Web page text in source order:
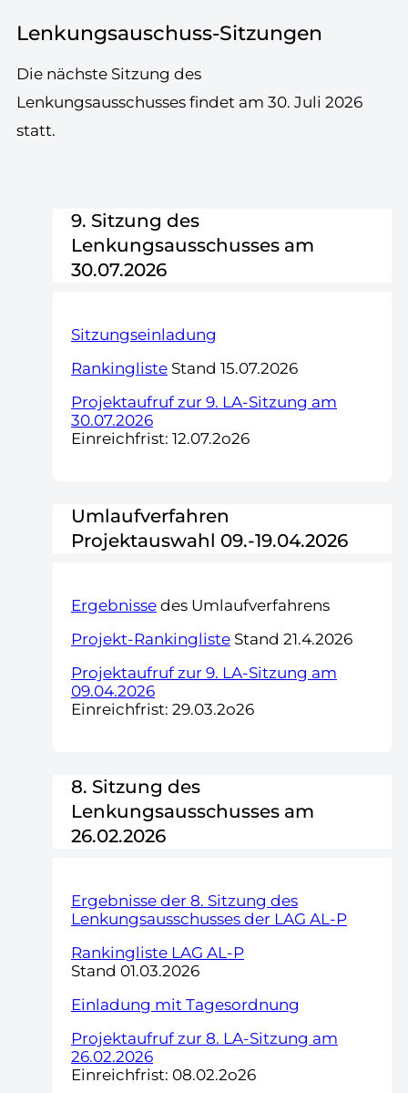
Lenkungsauschuss-Sitzungen
Die nächste Sitzung des
Lenkungsausschusses findet am 30. Juli 2026
statt.
9. Sitzung des
Lenkungsausschusses am
30.07.2026
Sitzungseinladung
Rankingliste Stand 15.07.2026
Projektaufruf zur 9. LA-Sitzung am
30.07.2026
Einreichfrist: 12.07.2o26
Umlaufverfahren
Projektauswahl 09.-19.04.2026
Ergebnisse des Umlaufverfahrens
Projekt-Rankingliste Stand 21.4.2026
Projektaufruf zur 9. LA-Sitzung am
09.04.2026
Einreichfrist: 29.03.2o26
8. Sitzung des
Lenkungsausschusses am
26.02.2026
Ergebnisse der 8. Sitzung des
Lenkungsausschusses der LAG AL-P
Rankingliste LAG AL-P
Stand 01.03.2026
Einladung mit Tagesordnung
Projektaufruf zur 8. LA-Sitzung am
26.02.2026
Einreichfrist: 08.02.2o26